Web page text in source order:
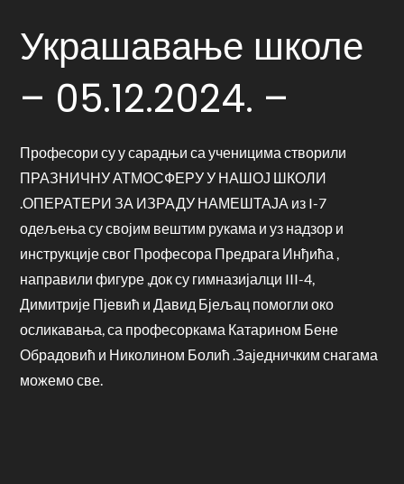
Украшавање школе
– 05.12.2024. –
Професори су у сарадњи са ученицима створили
ПРАЗНИЧНУ АТМОСФЕРУ У НАШОЈ ШКОЛИ
.ОПЕРАТЕРИ ЗА ИЗРАДУ НАМЕШТАЈА из I-7
одељења су својим вештим рукама и уз надзор и
инструкције свог Професора Предрага Инђића ,
направили фигуре ,док су гимназијалци III-4,
Димитрије Пјевић и Давид Бјељац помогли око
осликавања, са професоркама Катарином Бене
Обрадовић и Николином Болић .Заједничким снагама
можемо све.